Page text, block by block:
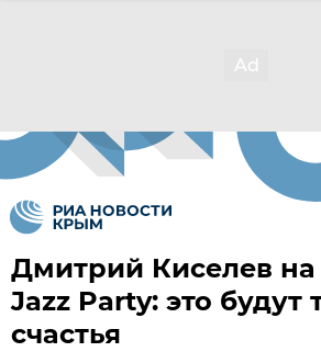
Дмитрий Киселев
Jazz Party: это будут
счастья